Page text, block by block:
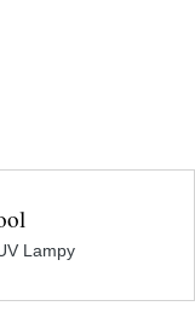
Lampy